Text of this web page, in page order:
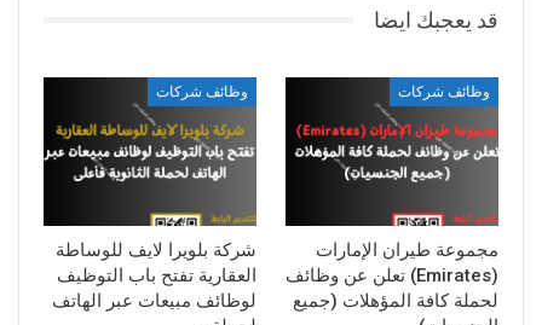
قد يعجبك ايضا
وظائف شركات
مجموعة طيران الإمارات
(Emirates) تعلن عن وظائف
لحملة كافة المؤهلات (جميع
وظائف شركات
شركة بلويرا لايف للوساطة
العقارية تفتح باب التوظيف
لوظائف مبيعات عبر الهاتف